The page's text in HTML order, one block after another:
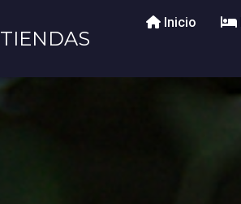
TIENDAS
Inicio